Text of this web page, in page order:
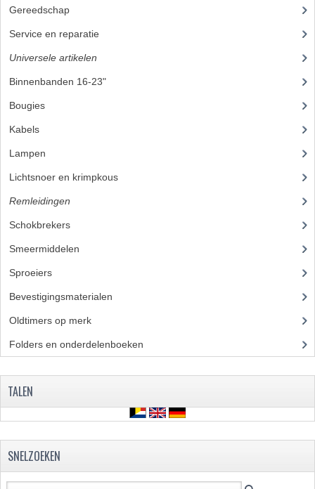
Gereedschap
Service en reparatie
Universele artikelen
Binnenbanden 16-23"
Bougies
Kabels
Lampen
Lichtsnoer en krimpkous
Remleidingen
Schokbrekers
Smeermiddelen
Sproeiers
Bevestigingsmaterialen
Oldtimers op merk
Folders en onderdelenboeken
TALEN
SNELZOEKEN